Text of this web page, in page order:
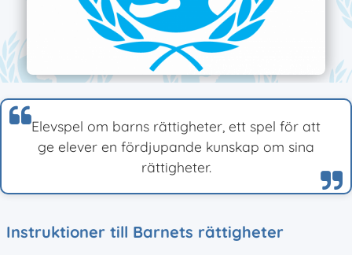
Elevspel om barns rättigheter, ett spel för att
ge elever en fördjupande kunskap om sina
rättigheter.
Instruktioner till Barnets rättigheter